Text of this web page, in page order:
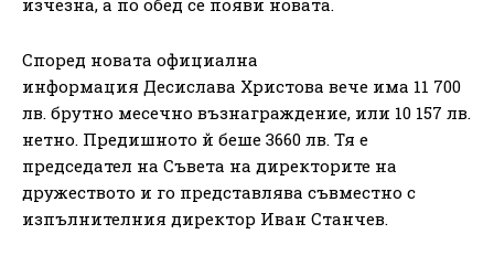
Според новата официална
информация Десислава Христова вече има 11 700
лв. брутно месечно възнаграждение, или 10 157 лв.
нетно. Предишното й беше 3660 лв. Тя е
председател на Съвета на директорите на
дружеството и го представлява съвместно с
изпълнителния директор Иван Станчев.